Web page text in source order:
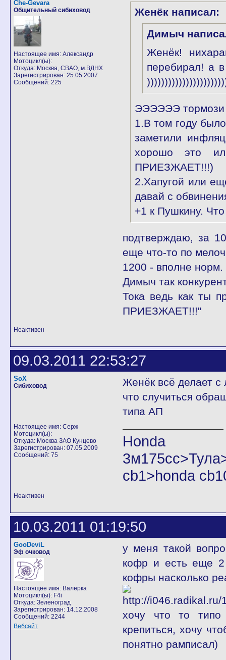
Che-Gevara
Общительный сибиховод
Настоящее имя: Александр
Мотоцикл(ы):
Откуда: Москва, СВАО, м.ВДНХ
Зарегистрирован: 25.05.2007
Сообщений: 225
Женёк написал:
Димыч
Женёк!
перебирал! а
ЭЭЭЭЭЭ тормози
1.В том году
заметили
хорошо это
ПРИЕЗЖАЕТ!!!)
2.Хапугой или
давай с
+1 к Пушкину.
подтверждаю, за
еще что-то по
1200 - вполне
Димыч так
Тока ведь как ты
ПРИЕЗЖАЕТ!!!"
Неактивен
09.03.2011 22:53:27
SoX
Сибиховод
Настоящее имя: Серж
Мотоцикл(ы):
Откуда: Москва ЗАО Кунцево
Зарегистрирован: 07.05.2009
Сообщений: 75
Женёк всё делает
что случиться
типа АП
cb1>honda
Неактивен
10.03.2011 01:19:50
GooDeviL
Эф очковод
Настоящее имя: Валерка
Мотоцикл(ы): F4i
Откуда: Зеленоград
Зарегистрирован: 14.12.2008
Сообщений: 2244
Вебсайт
у меня такой
кофр и есть еще 2
кофры насколько
хочу что то типо
крепиться, хочу
понятно рамписал)